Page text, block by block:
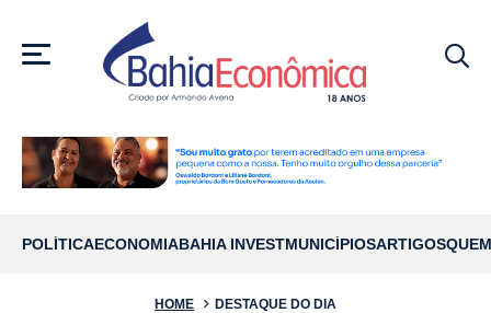
MENU
POLÍTICAECONOMIABAHIA INVESTMUNICÍPIOSARTIGOS
HOME DESTAQUE DO DIA